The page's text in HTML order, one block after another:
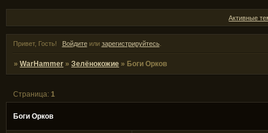
Активные
Привет, Гость! Войдитеили зарегистрируйтесь.
»WarHammer »Зелёнокожие » Боги Орков
Боги Орков
Страница:1